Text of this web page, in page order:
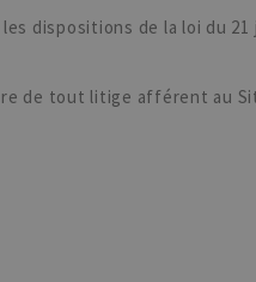
de la loi du 21
de tout litige afférent au